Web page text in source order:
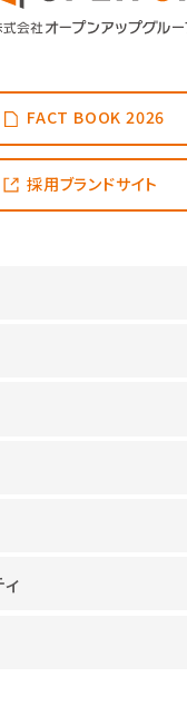
FACT BOOK 2026
採用ブランドサイト
プグループが選ばれる理由
パーパス
合研究所